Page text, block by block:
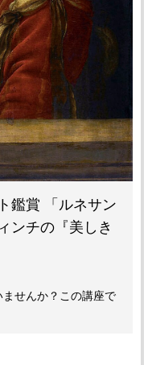
鑑賞 「ルネサン
ンチの『美しき
せんか？この講座で